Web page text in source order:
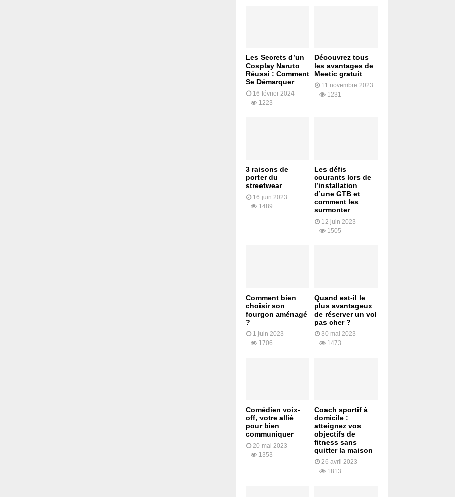
Les Secrets d’un
Cosplay Naruto
Réussi : Comment
Se Démarquer
16 février 2024
1223
Découvrez tous
les avantages de
Meetic gratuit
11 novembre 2023
1231
3 raisons de
porter du
streetwear
16 juin 2023
1489
Les défis
courants lors de
l’installation
d’une GTB et
comment les
surmonter
12 juin 2023
1505
Comment bien
choisir son
fourgon aménagé
?
1 juin 2023
1706
Quand est-il le
plus avantageux
de réserver un vol
pas cher ?
30 mai 2023
1473
Comédien voix-
off, votre allié
pour bien
communiquer
20 mai 2023
1353
Coach sportif à
domicile :
atteignez vos
objectifs de
fitness sans
quitter la maison
26 avril 2023
1813